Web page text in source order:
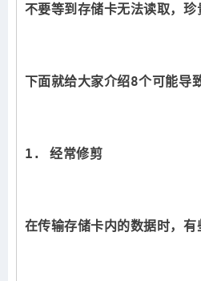
不要等到存储卡无法读取，
下面就给大家介绍8个可能导
1. 经常修剪
在传输存储卡内的数据时，